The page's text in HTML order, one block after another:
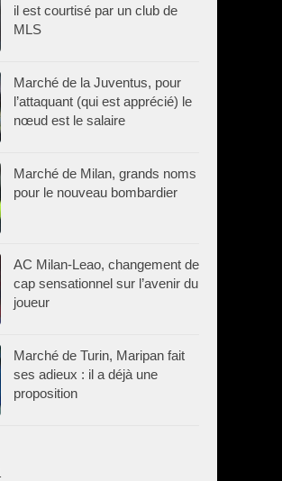
il est courtisé par un club de
MLS
Marché de la Juventus, pour
l’attaquant (qui est apprécié) le
nœud est le salaire
Marché de Milan, grands noms
pour le nouveau bombardier
AC Milan-Leao, changement de
cap sensationnel sur l’avenir du
joueur
Marché de Turin, Maripan fait
ses adieux : il a déjà une
proposition